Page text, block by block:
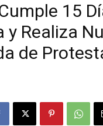
15
y Realiza
de